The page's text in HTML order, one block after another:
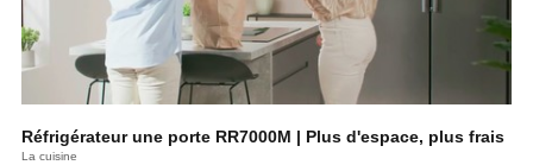
Réfrigérateur une porte RR7000M | Plus d'espace, plus frais
La cuisine